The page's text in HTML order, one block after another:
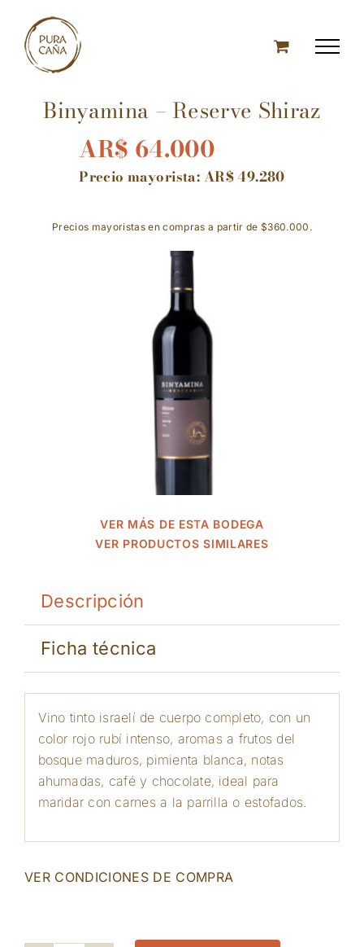
content
Binyamina – Reserve Shiraz
AR$ 64.000
Precio mayorista:AR$49.280
Precios mayoristas en compras a partir de $360.000.
VER MÁS DE ESTA BODEGA
VER PRODUCTOS SIMILARES
Descripción
Ficha técnica
Vino tinto israelí de cuerpo completo, con un
color rojo rubí intenso, aromas a frutos del
bosque maduros, pimienta blanca, notas
ahumadas, café y chocolate, ideal para
maridar con carnes a la parrilla o estofados.
VER CONDICIONES DE COMPRA